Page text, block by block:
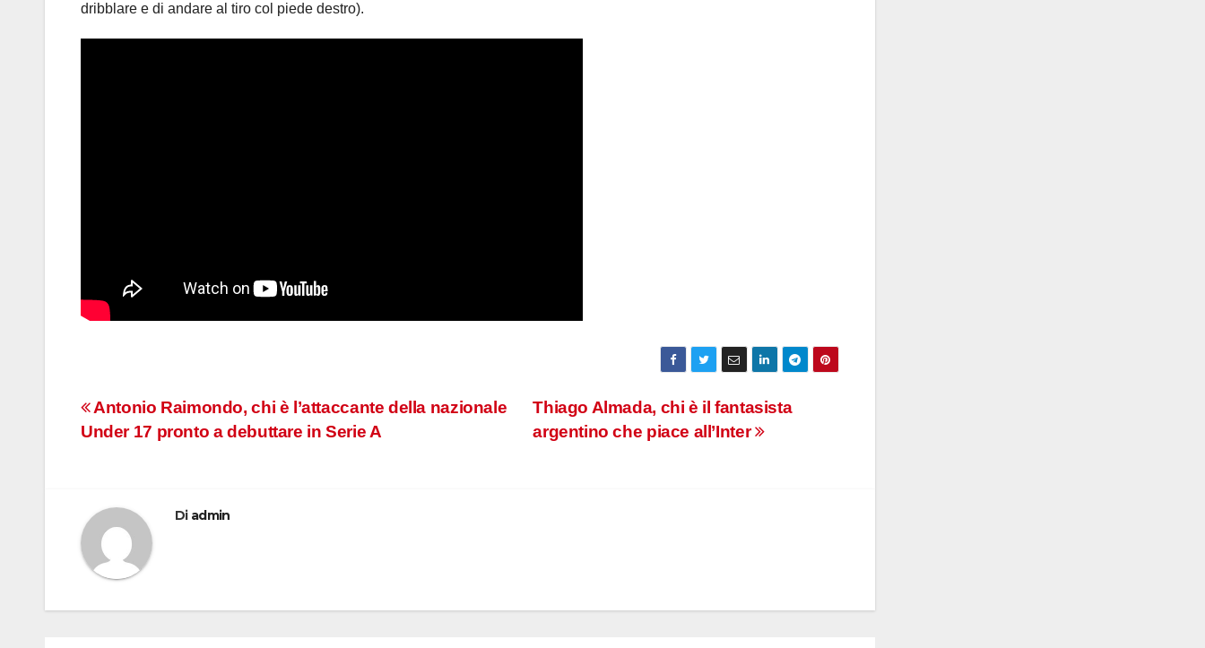
dribblare e di andare al tiro col piede destro).
Navigazione
articoli
Thiago Almada, chi è il fantasista
argentino che piace all’Inter
Antonio Raimondo, chi è l’attaccante della nazionale
Under 17 pronto a debuttare in Serie A
Di admin